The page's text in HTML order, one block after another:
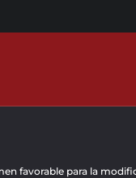
favorable para la